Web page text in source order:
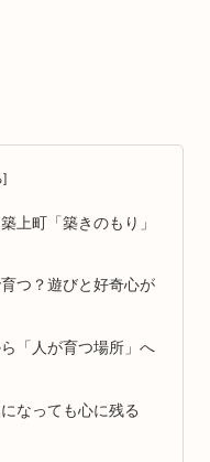
上町「築きのもり」
つ？遊びと好奇心が
「人が育つ場所」へ
なっても心に残る